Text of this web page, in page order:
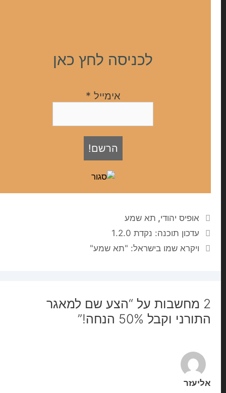
לכניסה לחץ כאן
אימייל*
אופיס יהודי,תא שמע
עדכון תוכנה: נקדת 1.2.0
ויקרא שמו בישראל: "תא שמע"
2 מחשבות על “הצע שם למאגר
התורני וקבל 50% הנחה!”
אליעזר